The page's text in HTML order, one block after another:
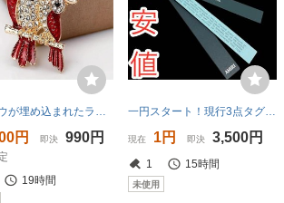
フクロウが埋め込まれたラインストーンブローチ、スーツのアクセサリ
円 即決 990円
19時間
一円スタート！現行3点タグセット
現在 1円 即決 3,500円
1 15時間
未使用